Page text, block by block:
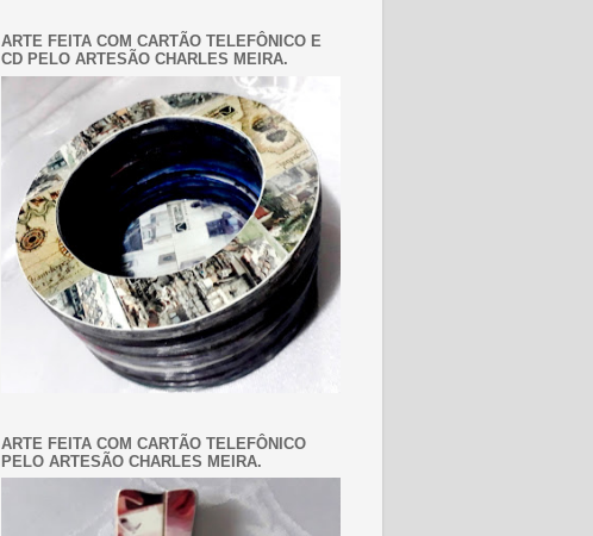
ARTE FEITA COM CARTÃO TELEFÔNICO E
CD PELO ARTESÃO CHARLES MEIRA.
ARTE FEITA COM CARTÃO TELEFÔNICO
PELO ARTESÃO CHARLES MEIRA.